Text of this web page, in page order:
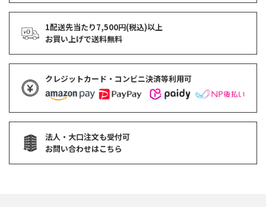
1配送先当たり7,500円(税込)以上
お買い上げで送料無料
クレジットカード・コンビニ決済等利用可
法人・大口注文も受付可
お問い合わせはこちら